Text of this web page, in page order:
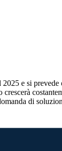
e si
di